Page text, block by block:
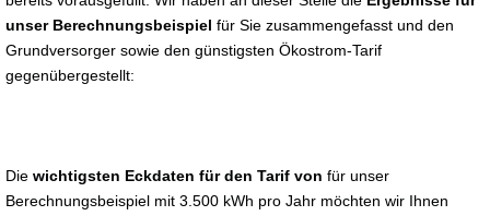
unser Berechnungsbeispiel für Sie zusammengefasst und den
Grundversorger sowie den günstigsten Ökostrom-Tarif
gegenübergestellt:
Die wichtigsten Eckdaten für den Tarif von für unser
Berechnungsbeispiel mit 3.500 kWh pro Jahr möchten wir Ihnen